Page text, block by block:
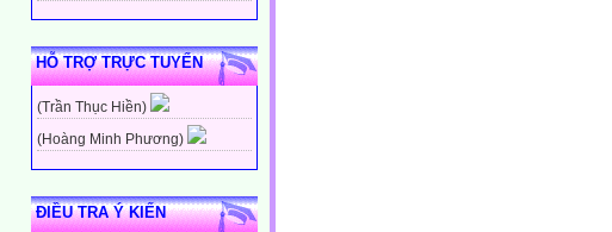
HỖ TRỢ TRỰC TUYẾN
(Trần Thục Hiền)
(Hoàng Minh Phương)
ĐIỀU TRA Ý KIẾN